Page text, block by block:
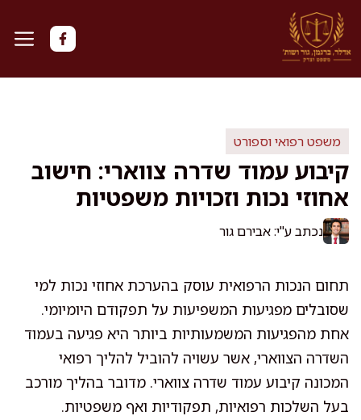
לדלג
לתוכן
משפט רפואי וספורט
קיבוע עמוד שדרה צווארי: חישוב
אחוזי נכות וזכויות משפטיות
נכתב ע"י: אבירם גור
תחום הנכות הרפואית עוסק בהערכת אחוזי נכות למי
שסובלים מפגיעות המשפיעות על תפקודם היומיומי.
אחת מהפגיעות המשמעותיות ביותר היא פגיעה בעמוד
השדרה הצווארי, אשר עשויה להוביל להליך רפואי
המכונה קיבוע עמוד שדרה צווארי. מדובר בהליך מורכב
בעל השלכות רפואיות, תפקודיות ואף משפטיות.